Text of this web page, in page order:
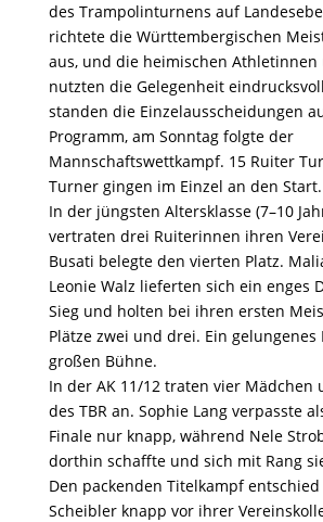
des Trampolinturnens auf
richtete die Württembergischen
aus, und die heimischen
nutzten die Gelegenheit
standen die Einzelausscheidungen
Programm, am Sonntag folgte der
Mannschaftswettkampf. 15 Ruiter
Turner gingen im Einzel an den Start.
In der jüngsten Altersklasse (7–10
vertraten drei Ruiterinnen ihren
Busati belegte den vierten Platz.
Leonie Walz lieferten sich ein enges
Sieg und holten bei ihren ersten
Plätze zwei und drei. Ein
großen Bühne.
In der AK 11/12 traten vier Mädchen
des TBR an. Sophie Lang verpasste
Finale nur knapp, während Nele
dorthin schaffte und sich mit Rang
Den packenden Titelkampf
Scheibler knapp vor ihrer